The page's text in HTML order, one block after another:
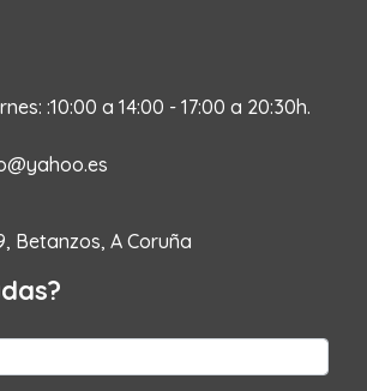
:10:00 a 14:00 - 17:00 a 20:30h.
Betanzos, A Coruña